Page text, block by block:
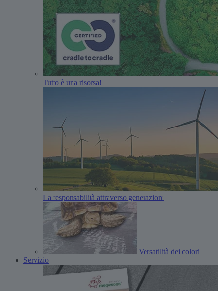
Tutto è una risorsa!
La responsabilità attraverso generazioni
Versatilità dei colori
Servizio